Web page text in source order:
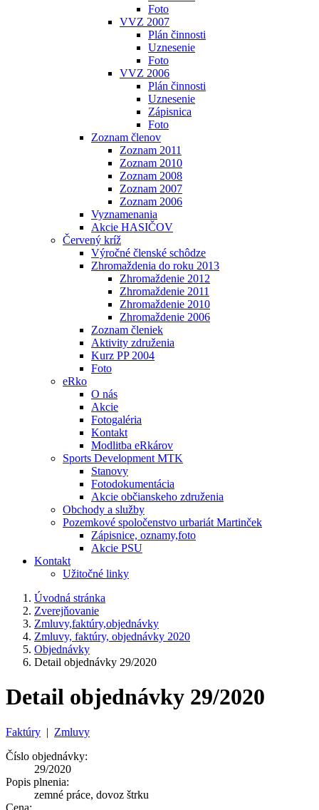
Foto
VVZ 2007
Plán činnosti
Uznesenie
Foto
VVZ 2006
Plán činnosti
Uznesenie
Zápisnica
Foto
Zoznam členov
Zoznam 2011
Zoznam 2010
Zoznam 2008
Zoznam 2007
Zoznam 2006
Vyznamenania
Akcie HASIČOV
Červený kríž
Výročné členské schôdze
Zhromaždenia do roku 2013
Zhromaždenie 2012
Zhromaždenie 2011
Zhromaždenie 2010
Zhromaždenie 2006
Zoznam členiek
Aktivity združenia
Kurz PP 2004
Foto
eRko
O nás
Akcie
Fotogaléria
Kontakt
Modlitba eRkárov
Sports Development MTK
Stanovy
Fotodokumentácia
Akcie občianskeho združenia
Obchody a služby
Pozemkové spoločenstvo urbariát Martinček
Zápisnice, oznamy,foto
Akcie PSU
Kontakt
Užitočné linky
Úvodná stránka
Zverejňovanie
Zmluvy,faktúry,objednávky
Zmluvy, faktúry, objednávky 2020
Objednávky
Detail objednávky 29/2020
Detail objednávky 29/2020
Faktúry | Zmluvy
Číslo objednávky:
29/2020
Popis plnenia:
zemné práce, dovoz štrku
Cena: